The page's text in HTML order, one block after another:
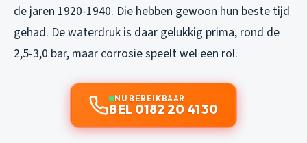
de jaren 1920-1940. Die hebben gewoon hun beste tijd
gehad. De waterdruk is daar gelukkig prima, rond de
2,5-3,0 bar, maar corrosie speelt wel een rol.
NU BEREIKBAAR
BEL 0182 20 41 30